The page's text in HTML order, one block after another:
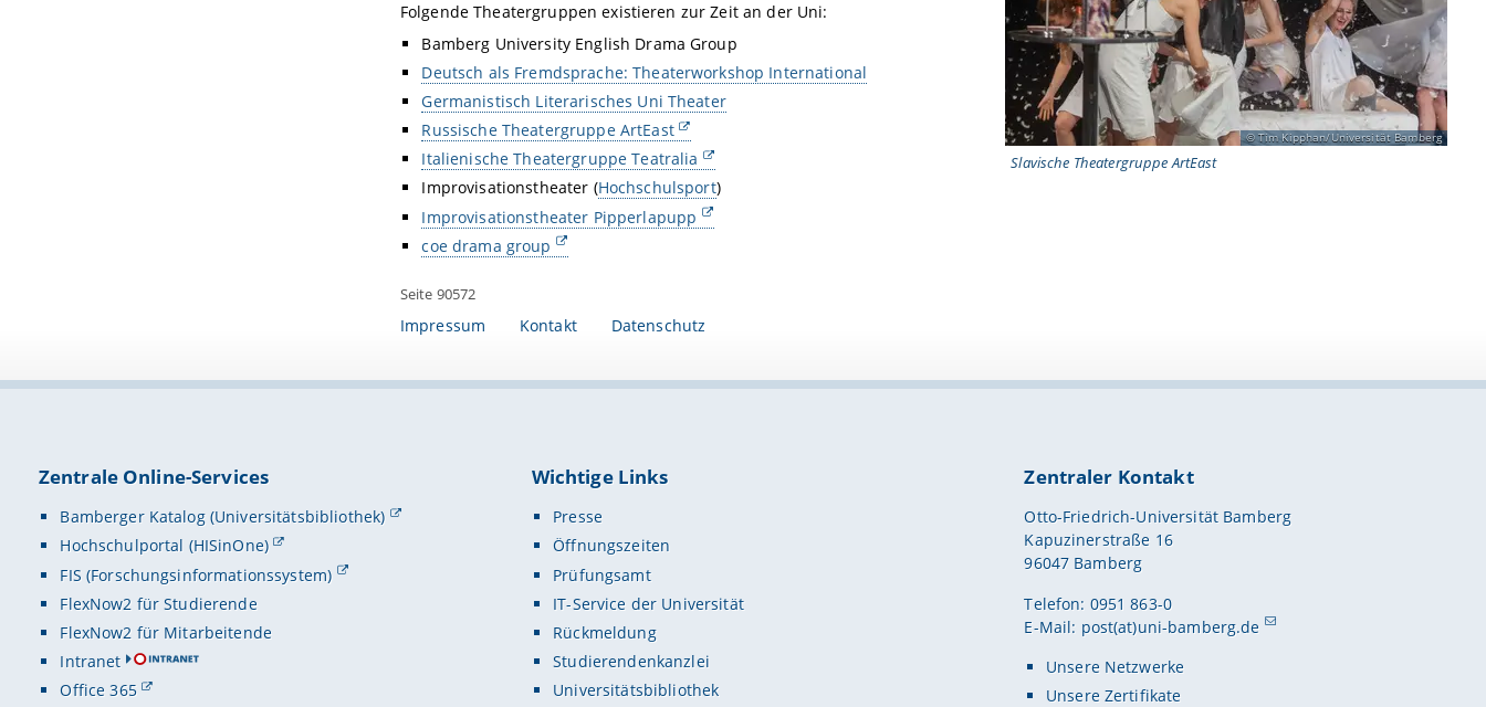
Tim Kipphan/Universität Bamberg
Slavische Theatergruppe ArtEast
Folgende Theatergruppen existieren zur Zeit an der Uni:
Bamberg University English Drama Group
Deutsch als Fremdsprache: Theaterworkshop International
Germanistisch Literarisches Uni Theater
Russische Theatergruppe ArtEast
Italienische Theatergruppe Teatralia
Improvisationstheater (Hochschulsport)
Improvisationstheater Pipperlapupp
coe drama group
Seite 90572
Impressum Kontakt Datenschutz
Zentrale Online-Services
Bamberger Katalog (Universitätsbibliothek)
Hochschulportal (HISinOne)
FIS (Forschungsinformationssystem)
FlexNow2 für Studierende
FlexNow2 für Mitarbeitende
Intranet
Office 365
Wichtige Links
Presse
Öffnungszeiten
Prüfungsamt
IT-Service der Universität
Rückmeldung
Studierendenkanzlei
Universitätsbibliothek
Zentraler Kontakt
Otto-Friedrich-Universität Bamberg
Kapuzinerstraße 16
96047 Bamberg
Telefon: 0951 863-0
E-Mail: post(at)uni-bamberg.de
Unsere Netzwerke
Unsere Zertifikate